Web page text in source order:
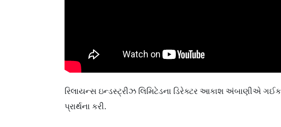
રિલાયન્સ ઇન્ડસ્ટ્રીઝ લિમિટેડના ડિરેક્ટર આકાશ અંબાણીએ
પ્રાર્થના કરી.